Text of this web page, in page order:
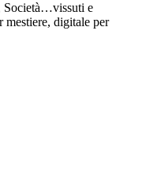
e
mestiere, digitale per